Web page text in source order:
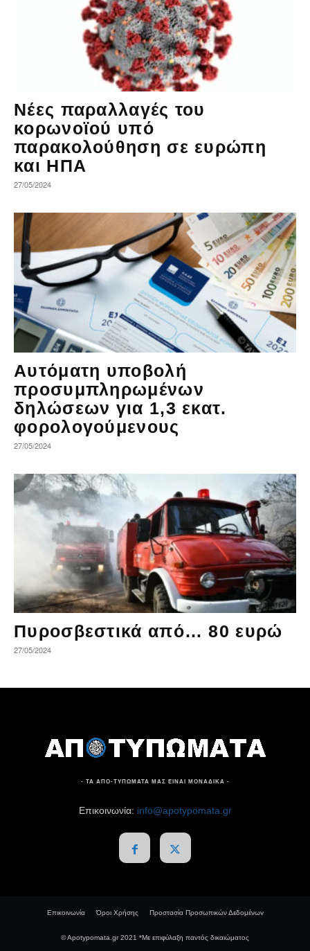
Νέες παραλλαγές του
κορωνοϊού υπό
παρακολούθηση σε ευρώπη
και ΗΠΑ
27/05/2024
Αυτόματη υποβολή
προσυμπληρωμένων
δηλώσεων για 1,3 εκατ.
φορολογούμενους
27/05/2024
Πυροσβεστικά από… 80 ευρώ
27/05/2024
- ΤΑ ΑΠΟ-ΤΥΠΩΜΑΤΑ ΜΑΣ ΕΙΝΑΙ ΜΟΝΑΔΙΚΑ -
Επικοινωνία: info@apotypomata.gr
Επικοινωνία Όροι Χρήσης Προστασία Προσωπικών Δεδομένων
© Apotypomata.gr 2021 *Mε επιφύλαξη παντός δικαιώματος